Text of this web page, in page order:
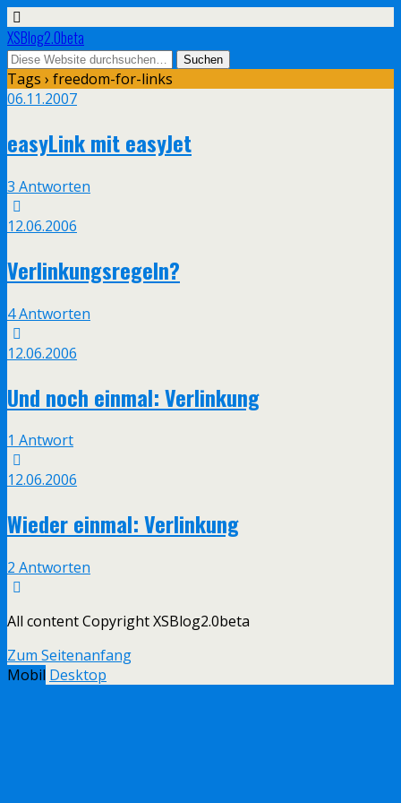
XSBlog2.0beta
Tags › freedom-for-links
06.11.2007
easyLink mit easyJet
3 Antworten
12.06.2006
Verlinkungsregeln?
4 Antworten
12.06.2006
Und noch einmal: Verlinkung
1 Antwort
12.06.2006
Wieder einmal: Verlinkung
2 Antworten
All content Copyright XSBlog2.0beta
Zum Seitenanfang
Mobil Desktop